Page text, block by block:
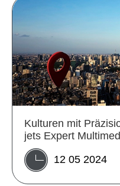
Kulturen mit
jets Expert
12 05 2024